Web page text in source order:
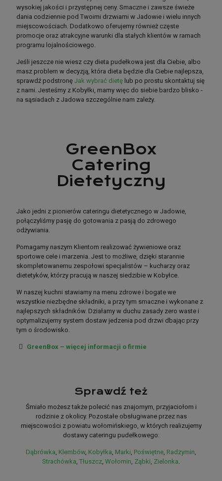
wysokiej jakości i przystępnej ceny. Smaczne i zawsze świeże
dania codziennie pod Twoimi drzwiami w Jadowie i wielu innych
miejscowościach. Dodatkowo oferujemy również częste
promocje oraz atrakcyjne warunki dla stałych klientów w ramach
programu lojalnościowego.
Jeśli jeszcze nie wiesz czy dieta pudełkowa jest dla Ciebie, albo
masz problem w decyzją, która dieta będzie dla Ciebie najlepsza,
sprawdź podstronę Jak wybrać dietę lub po prostu skontaktuj się
z nami. Jesteśmy z Kobyłki, mamy więc do siebie bardzo blisko -
na sąsiadach z Jadowa szczególnie nam zależy.
GreenBox
Catering
Dietetyczny
połączyliśmy pasję do gotowania z pasją do zdrowego
odżywiania.
Pomagamy naszym Klientom realizować żywieniowe oraz
sportowe cele i marzenia. Jest to możliwe, dzięki starannie
dietetyków, którzy pracują w naszej siedzibie w Kobyłce.
optymalizujemy system dostaw jedzenia pod drzwi dbając przy
tym o środowisko.
GreenBox – więcej informacji o firmie
GreenBox
Catering
Dietetyczny
Jako jedni z pionierów cateringu dietetycznego w Jadowie,
połączyliśmy pasję do gotowania z pasją do zdrowego
odżywiania.
Pomagamy naszym Klientom realizować żywieniowe oraz
sportowe cele i marzenia. Jest to możliwe, dzięki starannie
skompletowanemu zespołowi specjalistów – kucharzy oraz
dietetyków, którzy pracują w naszej siedzibie w Kobyłce.
W naszej kuchni stawiamy na menu zdrowe i bogate we
wszystkie niezbędne składniki, a przy tym smaczne i wykonane z
najlepszych składników. Działamy w duchu zasady zero waste i
optymalizujemy system dostaw jedzenia pod drzwi dbając przy
tym o środowisko.
GreenBox – więcej informacji o firmie
Sprawdź też
Śmiało możesz także polecić nas znajomym, przyjaciołom i
rodzinie z okolicy. Pozostałe obsługiwane przez nas
miejscowości z powiatu wołomińskiego, w których realizujemy
dostawy cateringu pudełkowego:
Dąbrówka, Klembów, Kobyłka, Marki, Poświętne, Radzymin,
Strachówka, Tłuszcz, Wołomin, Ząbki, Zielonka.